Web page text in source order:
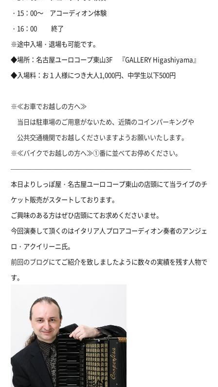
・15：00～ アコーディオン体験
・16：00 終了
※途中入場・退場も可能です。
◆場所：名古屋ユーロコープ東山3F 『GALLERY Higashiyama』
◆入場料：お１人様につき大人1,000円、中学生以下500円
※≪お車でお越しの方へ≫
当日は駐車場のご用意がないため、近隣のコインパーキングや
公共交通機関でお越しくださいますようお願いいたします。
※≪バイクでお越しの方へ≫①番に並べてお停めください。
————————————————————————————–
本日よりしっぽ屋・名古屋ユーロコープ東山の店頭にて当ライブのチ
ケット販売がスタートしております。
ご興味のある方はぜひ店頭にてお求めくださいませ。
今回演奏して頂くのはイタリア人プロアコーディオン奏者のアンジェ
ロ・アクイリーニ氏。
前回のブログにてご紹介を致しましたように数々の実績を残す人物で
す。